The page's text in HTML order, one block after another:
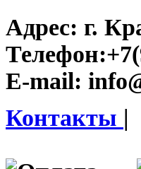
Адрес: г.
Телефон:
E-mail:
Контакты |